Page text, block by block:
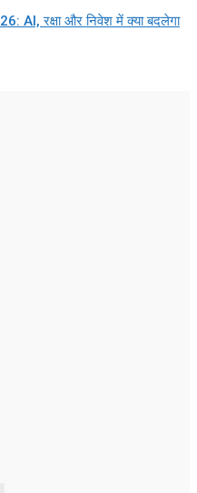
AI, रक्षा और निवेश में क्या बदलेगा